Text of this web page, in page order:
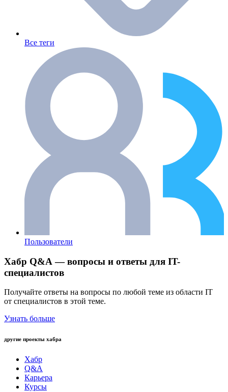
Все теги
Пользователи
Хабр Q&A — вопросы и ответы для IT-
специалистов
Получайте ответы на вопросы по любой теме из области IT
от специалистов в этой теме.
Узнать больше
другие проекты хабра
Хабр
Q&A
Карьера
Курсы